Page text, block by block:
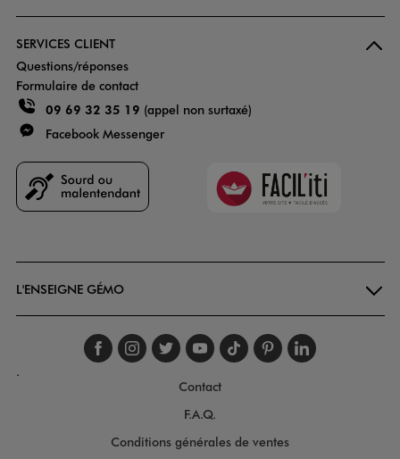
SERVICES CLIENT
Questions/réponses
Formulaire de contact
09 69 32 35 19 (appel non surtaxé)
Facebook Messenger
Faciliti
L'ENSEIGNE GÉMO
Suivez-nous sur
Suivez-nous sur
Suivez-nous sur
Suivez-nous
Suivez-nous
Suivez-
.
Contact
F.A.Q.
Conditions générales de ventes